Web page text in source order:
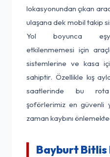
lokasyonundan çıkan
ulaşana dek mobil takip
Yol boyunca
etkilenmemesi için
sistemlerine ve kasa
sahiptir. Özellikle kış
saatlerinde bu
şoförlerimiz en güvenli
zaman kaybını
Bayburt Bitlis